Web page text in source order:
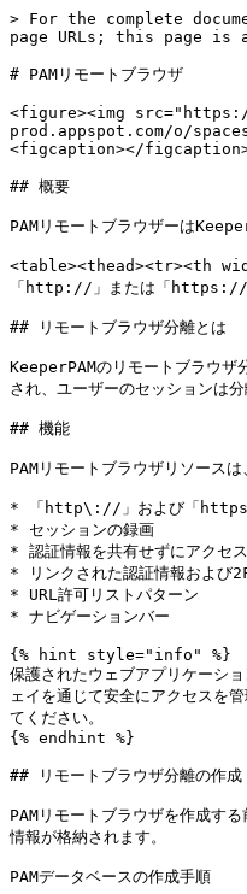
> For the complete
page URLs; this page is
# PAMリモートブラウザ
<figure><img
prod.appspot.com/o/
<figcaption></
## 概要
PAMリモートブラウザーは
<table><thead><tr><th
「http://」または「https://
## リモートブラウザ分離とは
KeeperPAMのリモートブラウザ
され、ユーザーのセッションは
## 機能
PAMリモートブラウザリソース
* 「http\://」および「
* セッションの録画
* 認証情報を共有せずにアクセ
* リンクされた認証情報および
* URL許可リストパターン
* ナビゲーションバー
{% hint style="info" %}
保護されたウェブアプリケーシ
ェイを通じて安全にアクセ
てください。
{% endhint %}
## リモートブラウザ分離の作成
PAMリモートブラウザを作成す
情報が格納されます。
PAMデータベースの作成手順